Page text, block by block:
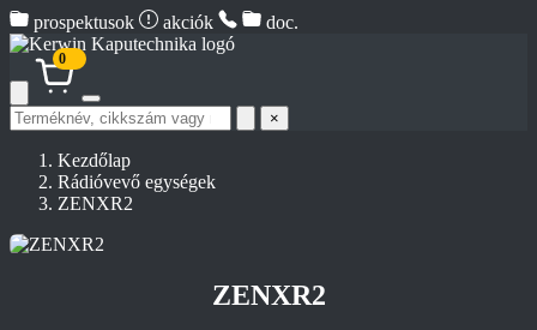
prospektusok akciók doc.
0
Termék
keresése
×
Kezdőlap
Rádióvevő egységek
ZENXR2
ZENXR2